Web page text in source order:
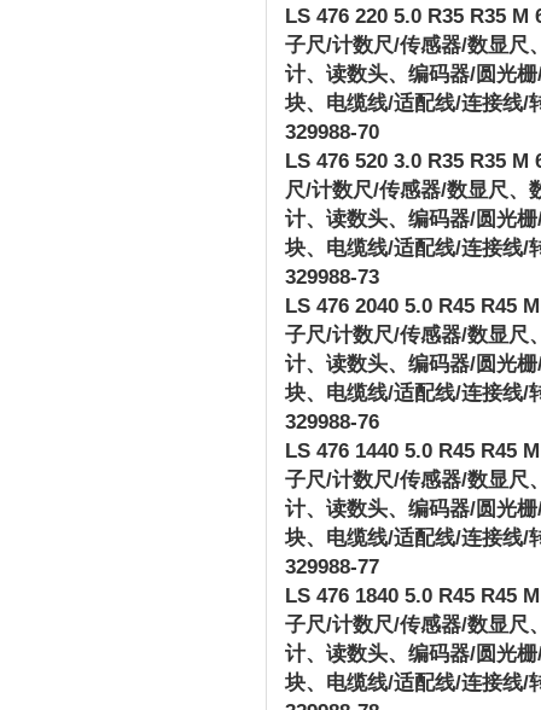
LS 476 220 5.0 R35 R35 M
子尺/计数尺/传感器/数显尺
计、读数头、编码器/圆光栅
块、电缆线/适配线/连接线/
329988-70
LS 476 520 3.0 R35 R35 M
尺/计数尺/传感器/数显尺、
计、读数头、编码器/圆光栅
块、电缆线/适配线/连接线/
329988-73
LS 476 2040 5.0 R45 R45
子尺/计数尺/传感器/数显尺
计、读数头、编码器/圆光栅
块、电缆线/适配线/连接线/
329988-76
LS 476 1440 5.0 R45 R45
子尺/计数尺/传感器/数显尺
计、读数头、编码器/圆光栅
块、电缆线/适配线/连接线/
329988-77
LS 476 1840 5.0 R45 R45
子尺/计数尺/传感器/数显尺
计、读数头、编码器/圆光栅
块、电缆线/适配线/连接线/